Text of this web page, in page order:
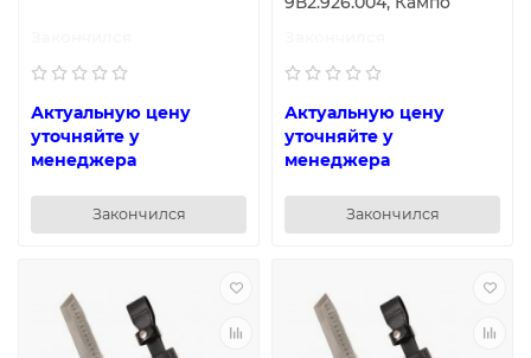
Актуальную цену
уточняйте у
менеджера
Закончился
Актуальную цену
уточняйте у
менеджера
Закончился